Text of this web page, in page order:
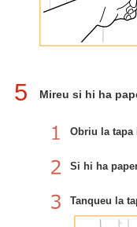
5 Mireu si hi ha
Obriu la tapa
Si hi ha
Tanqueu la